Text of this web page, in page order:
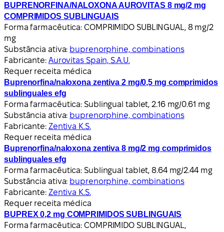
BUPRENORFINA/NALOXONA AUROVITAS 8 mg/2 mg
COMPRIMIDOS SUBLINGUAIS
Forma farmacêutica: COMPRIMIDO SUBLINGUAL, 8 mg/2
mg
Substância ativa: buprenorphine, combinations
Fabricante: Aurovitas Spain, S.A.U.
Requer receita médica
Buprenorfina/naloxona zentiva 2 mg/0,5 mg comprimidos
sublinguales efg
Forma farmacêutica: Sublingual tablet, 2.16 mg/0.61 mg
Substância ativa: buprenorphine, combinations
Fabricante: Zentiva K.S.
Requer receita médica
Buprenorfina/naloxona zentiva 8 mg/2 mg comprimidos
sublinguales efg
Forma farmacêutica: Sublingual tablet, 8.64 mg/2.44 mg
Substância ativa: buprenorphine, combinations
Fabricante: Zentiva K.S.
Requer receita médica
BUPREX 0,2 mg COMPRIMIDOS SUBLINGUAIS
Forma farmacêutica: COMPRIMIDO SUBLINGUAL,